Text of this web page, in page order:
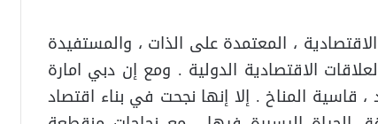
، المعتمدة على الذات ، والمستفيدة
الاقتصادية الدولية . ومع إن دبي امارة
قاسية المناخ . إلا إنها نجحت في بناء اقتصاد